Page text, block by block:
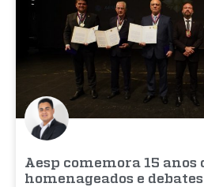
Aesp comemora 15 anos
homenageados e